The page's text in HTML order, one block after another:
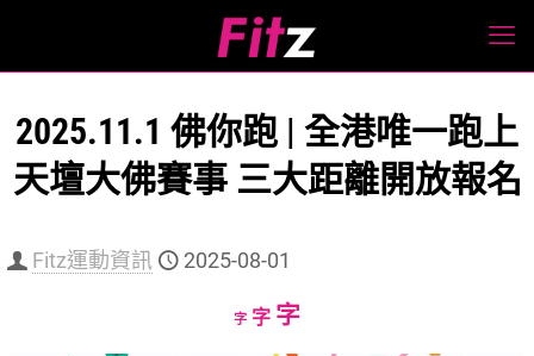
2025.11.1 佛你跑 | 全港唯一跑上
天壇大佛賽事 三大距離開放報名
Fitz運動資訊 2025-08-01
字Decrease
字Reset
字Increase